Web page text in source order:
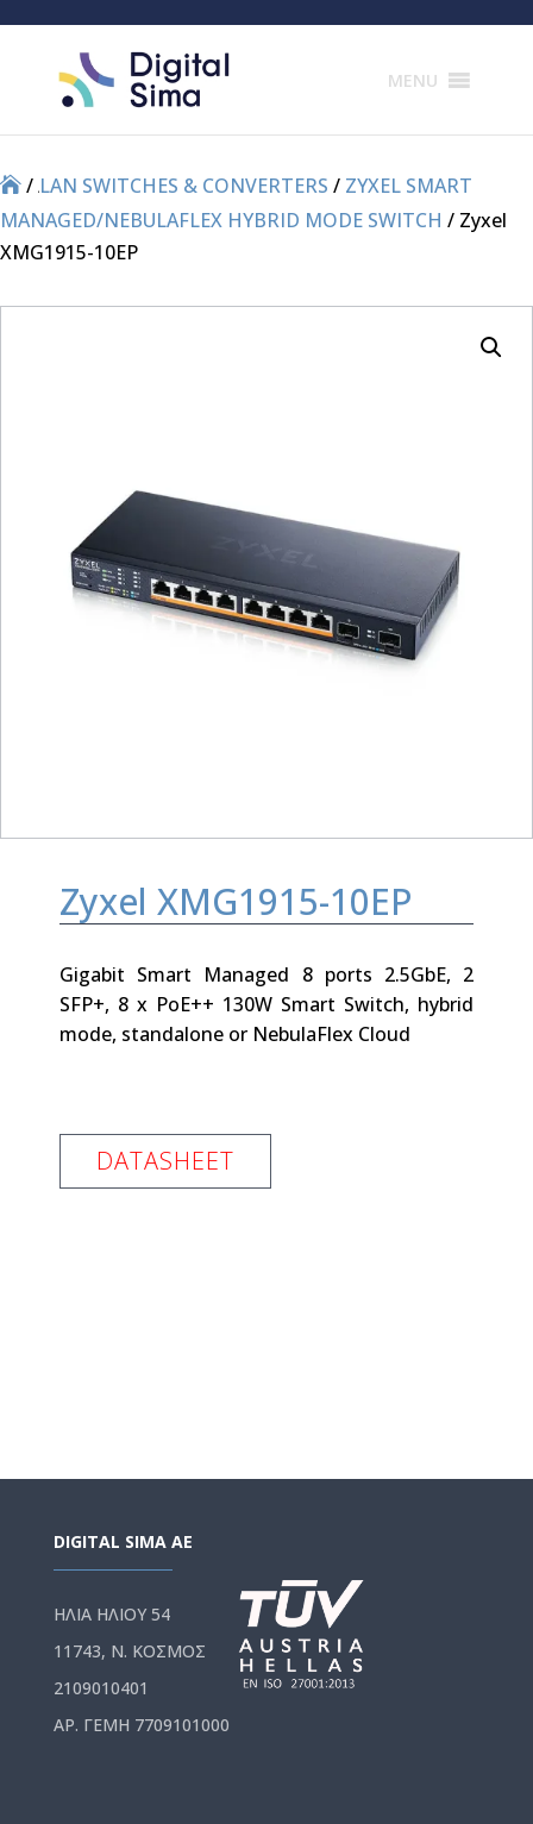
MENU
//LAN SWITCHES & CONVERTERS / ZYXEL SMART
MANAGED/NEBULAFLEX HYBRID MODE SWITCH / Zyxel
XMG1915-10EP
Zyxel XMG1915-10EP
Gigabit Smart Managed 8 ports 2.5GbE, 2
SFP+, 8 x PoE++ 130W Smart Switch, hybrid
mode, standalone or NebulaFlex Cloud
DATASHEET
DIGITAL SIMA AE
ΗΛΙΑ ΗΛΙΟΥ 54
11743, Ν. ΚΟΣΜΟΣ
2109010401
ΑΡ. ΓΕΜΗ 7709101000